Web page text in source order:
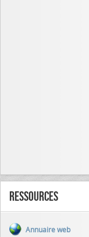
Ressources
Annuaire web